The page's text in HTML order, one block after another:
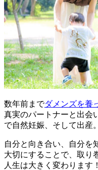
数年前までダメンズを養
真実のパートナーと出会
で自然妊娠、そして出産。
自分と向き合い、自分を
大切にすることで、取り
人生は大きく変わります！